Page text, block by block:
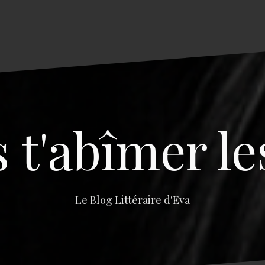
t'abîmer
Le Blog Littéraire d'Eva